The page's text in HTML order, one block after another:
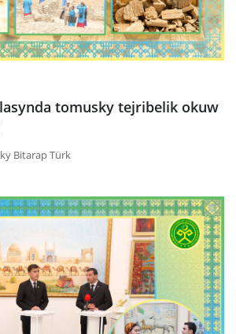
tomusky tejribelik okuw
Bitarap Türk